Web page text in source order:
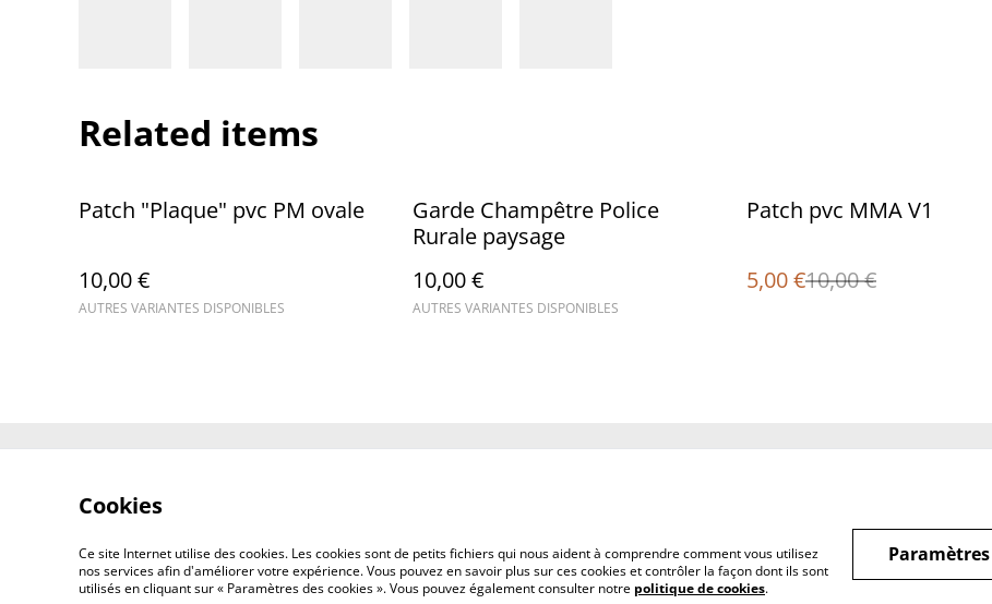
Related items
Patch "Plaque" pvc PM ovale
10,00 €
AUTRES VARIANTES DISPONIBLES
Garde Champêtre Police
Rurale paysage
10,00 €
AUTRES VARIANTES DISPONIBLES
%
Patch pvc MMA V1
5,00 €10,00 €
©2026 Concept Design Store
Cookies
Ce site Internet utilise des cookies. Les cookies sont de petits fichiers qui nous aident à comprendre comment vous utilisez
nos services afin d'améliorer votre expérience. Vous pouvez en savoir plus sur ces cookies et contrôler la façon dont ils sont
utilisés en cliquant sur « Paramètres des cookies ». Vous pouvez également consulter notre politique de cookies.